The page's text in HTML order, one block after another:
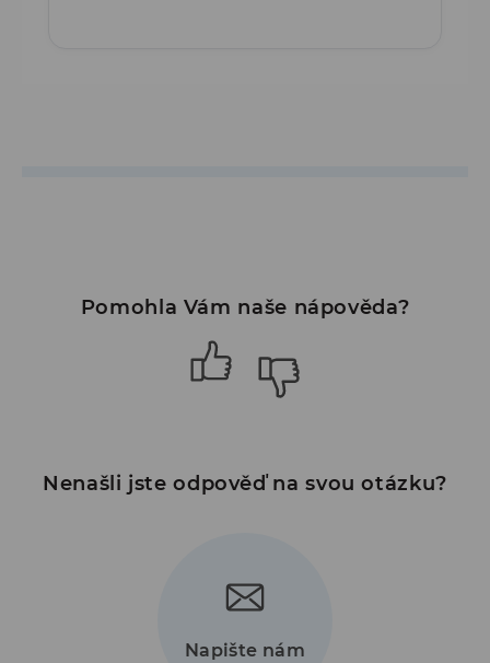
Pomohla Vám naše nápověda?
Nenašli jste odpověď na svou otázku?
Napište nám